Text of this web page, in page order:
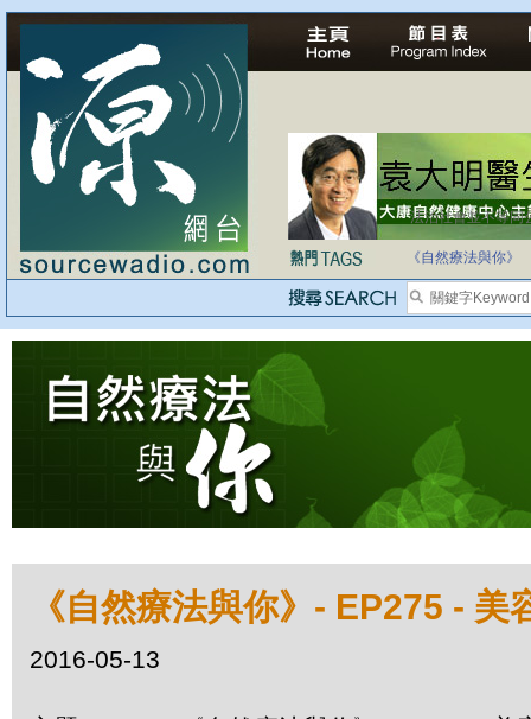
法治社會並不等同
自家教育合法化-
《自然療法與你》
《自然療法與你》- EP275 - 美
2016-05-13